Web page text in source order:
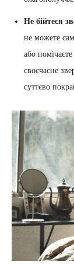
Не бійтеся
не можете
або
своєчасне
суттєво